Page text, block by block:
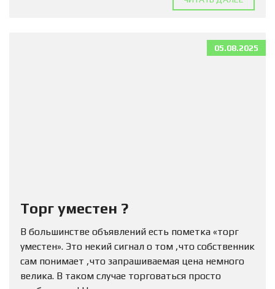
05.08.2025
Торг уместен ?
В большинстве объявлений есть пометка «торг
уместен». Это некий сигнал о том ,что собственник
сам понимает ,что запрашиваемая цена немного
велика. В таком случае торговаться просто